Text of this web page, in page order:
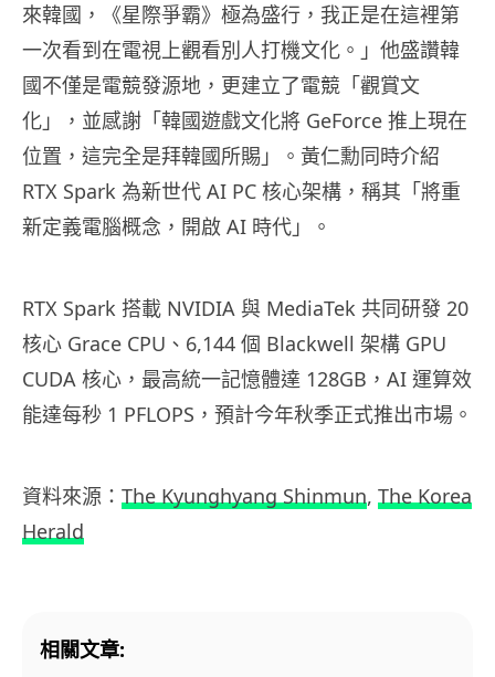
來韓國，《星際爭霸》極為盛行，我正是在這裡第
一次看到在電視上觀看別人打機文化。」他盛讚韓
國不僅是電競發源地，更建立了電競「觀賞文
化」，並感謝「韓國遊戲文化將 GeForce 推上現在
位置，這完全是拜韓國所賜」。黃仁勳同時介紹
RTX Spark 為新世代 AI PC 核心架構，稱其「將重
新定義電腦概念，開啟 AI 時代」。
RTX Spark 搭載 NVIDIA 與 MediaTek 共同研發 20
核心 Grace CPU、6,144 個 Blackwell 架構 GPU
CUDA 核心，最高統一記憶體達 128GB，AI 運算效
能達每秒 1 PFLOPS，預計今年秋季正式推出市場。
資料來源： The Kyunghyang Shinmun, The Korea
Herald
相關文章: